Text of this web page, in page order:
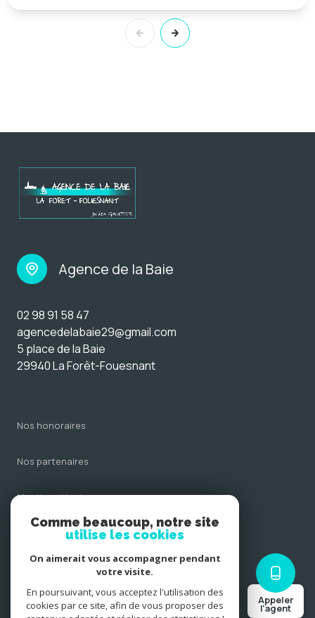
Appeler
l'agent
Agence de la Baie
02 98 91 58 47
agencedelabaie29@gmail.com
5 place de la Baie
29940 La Forêt-Fouesnant
nos honoraires
nos partenaires
mentions légales
cookies
Comme beaucoup, notre site
utilise les cookies
On aimerait vous accompagner pendant
votre visite.
En poursuivant, vous acceptez l'utilisation des
cookies par ce site, afin de vous proposer des